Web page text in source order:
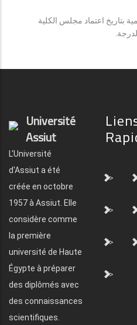
بتاريخ اعتماد مجلس الكلية
Université
Assiut
L'Université
d'Assiut a été
créée en octobre
1957 à Assiut. Elle
considère comme
la première
université de Haute
Égypte à préparer
des diplômés avec
des connaissances
scientifiques.
">
">
">
">